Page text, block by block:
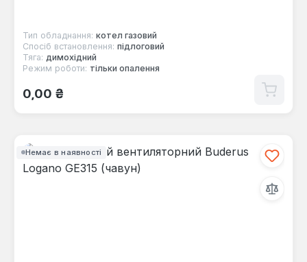
Тип обладнання: котел газовий
Спосіб встановлення: підлоговий
Тяга: димохідний
Режим роботи: тільки опалення
Звичайна ціна:
0,00 ₴
Немає в наявності